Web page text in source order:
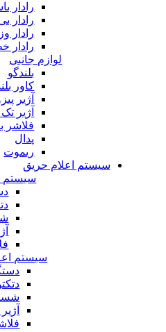
رادار
رادار
رادار
رادار
لوازم جانبی
بلندگو
کاور
آژیر
آژیر
فلاشر
پدال
ریموت
سیستم اعلام حریق
سیستم
سیستم